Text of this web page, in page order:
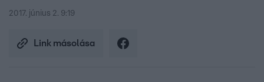
2017. június 2. 9:19
Link másolása